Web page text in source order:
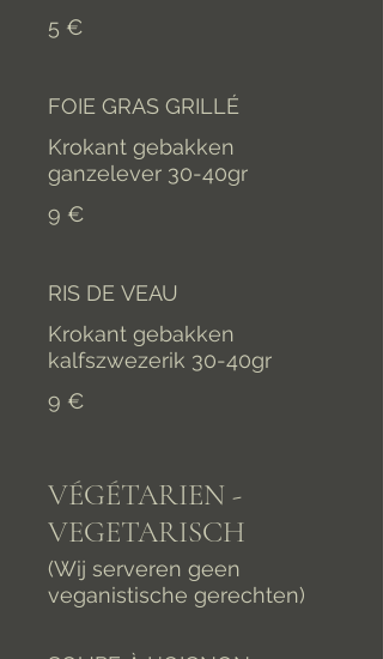
5 €
FOIE GRAS GRILLÉ
Krokant gebakken
ganzelever 30-40gr
9 €
RIS DE VEAU
Krokant gebakken
kalfszwezerik 30-40gr
9 €
VÉGÉTARIEN -
VEGETARISCH
(Wij serveren geen
veganistische gerechten)